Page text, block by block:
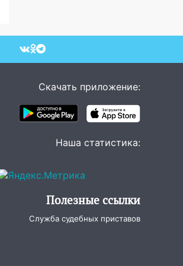
Скачать приложение:
Наша статистика:
Полезные ссылки
Служба судебных приставов